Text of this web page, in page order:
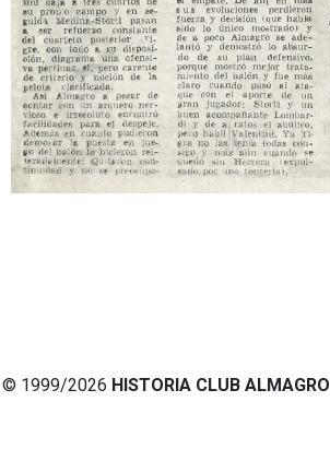
© 1999/2026 HISTORIA CLUB ALMAGRO